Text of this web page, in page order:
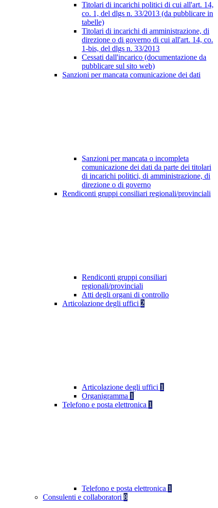
Titolari di incarichi politici di cui all'art. 14,
co. 1, del dlgs n. 33/2013 (da pubblicare in
tabelle)
Titolari di incarichi di amministrazione, di
direzione o di governo di cui all'art. 14, co.
1-bis, del dlgs n. 33/2013
Cessati dall'incarico (documentazione da
pubblicare sul sito web)
Sanzioni per mancata comunicazione dei dati
Sanzioni per mancata o incompleta
comunicazione dei dati da parte dei titolari
di incarichi politici, di amministrazione, di
direzione o di governo
Rendiconti gruppi consiliari regionali/provinciali
Rendiconti gruppi consiliari
regionali/provinciali
Atti degli organi di controllo
Articolazione degli uffici 2
Articolazione degli uffici 1
Organigramma 1
Telefono e posta elettronica 1
Telefono e posta elettronica 1
Consulenti e collaboratori 8